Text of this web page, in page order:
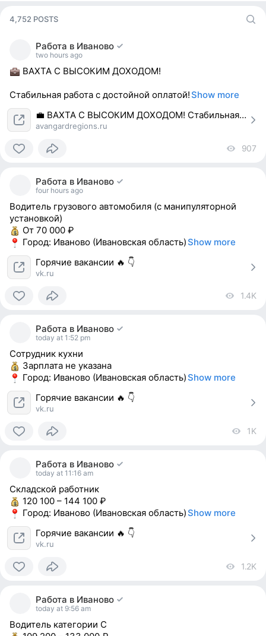
4,752 POSTS
Работа в Иваново
two hours ago
ВАХТА С ВЫСОКИМ ДОХОДОМ!
Стабильная работа с достойной оплатой!Show more
💼 ВАХТА С ВЫСОКИМ ДОХОДОМ! Стабильная работа с достойной...
avangardregions.ru
907
Работа в Иваново
four hours ago
Водитель грузового автомобиля (с манипуляторной
установкой)
От 70 000 ₽
Город: Иваново (Ивановская область)Show more
Горячие вакансии 🔥 👇
vk.ru
1.4K
Работа в Иваново
today at 1:52 pm
Сотрудник кухни
Зарплата не указана
Город: Иваново (Ивановская область)Show more
Горячие вакансии 🔥 👇
vk.ru
1K
Работа в Иваново
today at 11:16 am
Складской работник
120 100 – 144 100 ₽
Город: Иваново (Ивановская область)Show more
Горячие вакансии 🔥 👇
vk.ru
1.2K
Работа в Иваново
today at 9:56 am
Водитель категории С